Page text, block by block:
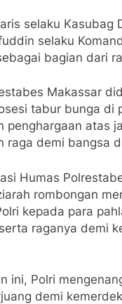
selaku Kasubag
selaku
bagian dari
Makassar
tabur bunga di
atas
raga demi bangsa
Humas
rombongan
kepada para
raganya demi
ini, Polri
demi